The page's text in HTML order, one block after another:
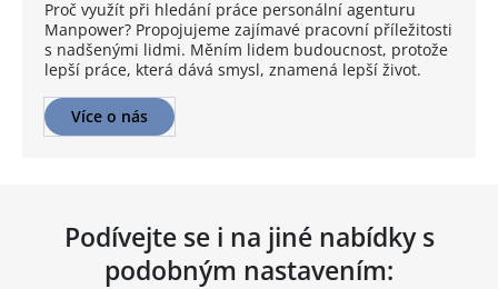
Proč využít při hledání práce personální agenturu
Manpower? Propojujeme zajímavé pracovní příležitosti
s nadšenými lidmi. Měním lidem budoucnost, protože
lepší práce, která dává smysl, znamená lepší život.
Více o nás
Podívejte se i na jiné nabídky s
podobným nastavením: